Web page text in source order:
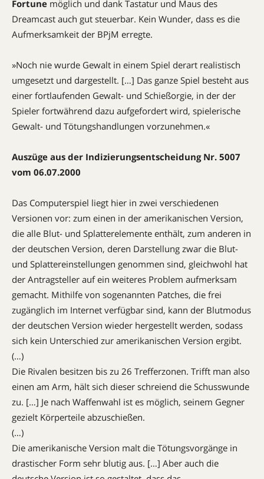
Fortune möglich und dank Tastatur und Maus des
Dreamcast auch gut steuerbar. Kein Wunder, dass es die
Aufmerksamkeit der BPjM erregte.
»Noch nie wurde Gewalt in einem Spiel derart realistisch
umgesetzt und dargestellt. […] Das ganze Spiel besteht aus
einer fortlaufenden Gewalt- und Schieß­orgie, in der der
Spieler fortwährend dazu aufgefordert wird, spielerische
Gewalt- und Tötungshandlungen vorzunehmen.«
Auszüge aus der Indizierungs­entscheidung Nr. 5007
vom 06.07.2000
Das Computerspiel liegt hier in zwei verschiedenen
Versionen vor: zum einen in der amerikanischen Version,
die alle Blut- und Splatterelemente enthält, zum anderen in
der deutschen Version, deren Darstellung zwar die Blut-
und Splattereinstellungen genommen sind, gleichwohl hat
der Antragsteller auf ein weiteres Problem aufmerksam
gemacht. Mithilfe von sogenannten Patches, die frei
zugänglich im Internet verfügbar sind, kann der Blutmodus
der deutschen Version wieder hergestellt werden, sodass
sich kein Unterschied zur amerikanischen Version ergibt.
(…)
Die Rivalen besitzen bis zu 26 Trefferzonen. Trifft man also
einen am Arm, hält sich dieser schreiend die Schusswunde
zu. […] Je nach Waffenwahl ist es möglich, seinem Gegner
gezielt Körperteile abzuschießen.
(…)
Die amerikanische Version malt die Tötungsvorgänge in
drastischer Form sehr blutig aus. […] Aber auch die